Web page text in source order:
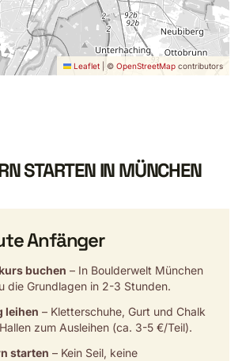
Leaflet © OpenStreetMap contributors
STARTEN IN MÜNCHEN
Anfänger
buchen – In Boulderwelt München
die Grundlagen in 2-3 Stunden.
leihen – Kletterschuhe, Gurt und Chalk
zum Ausleihen (ca. 3-5 €/Teil).
starten – Kein Seil, keine